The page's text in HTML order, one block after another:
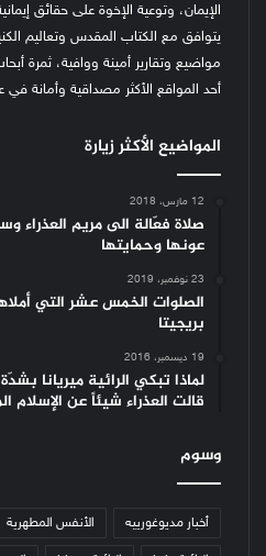
الإيمان، وتوعية الإخوة على حقائق
يتوافق مع الكتاب المقدس وتعاليم
مواضيع وتقارير أمينة ووافية، ثمرة
أحد المواقع الأكثر مصداقية وأمانة في
المواضيع الأكثر زيارة
12 مارس، 2018
صلاة فعّالة الى مريم العذراء
عونها وحمايتها
23 نوفمبر، 2019
الصلوات الخمس عشر التي
بريجيتا
19 ديسمبر، 2016
لماذا تبكي الرائية ميريانا
قالت العذراء شيئاً عن الإسلام
وسوم
أخبار مديوغورييه الأنفس المطهرية